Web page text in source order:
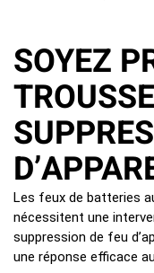
SOYEZ
Les feux de batteries
nécessitent une
suppression de feu
une réponse efficace